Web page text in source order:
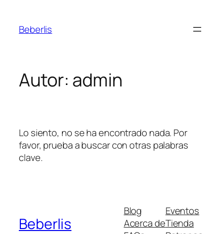
Beberlis
Autor: admin
Lo siento, no se ha encontrado nada. Por
favor, prueba a buscar con otras palabras
clave.
Beberlis
Blog
Acerca de
Eventos
Tienda